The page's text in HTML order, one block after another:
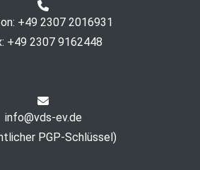
+49 2307 2016931
+49 2307 9162448
info@vds-ev.de
PGP-Schlüssel)